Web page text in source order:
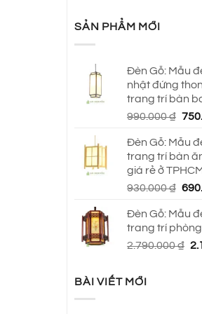
SẢN PHẨM MỚI
Đèn Gỗ: Mẫu
nhật đứng
trang trí bàn
990.000₫ Giá
là:
Đèn Gỗ: Mẫu
trang trí bàn
giá rẻ ở
930.000₫ Giá
là:
Đèn Gỗ: Mẫu
trang trí
2.790.000₫
BÀI VIẾT MỚI